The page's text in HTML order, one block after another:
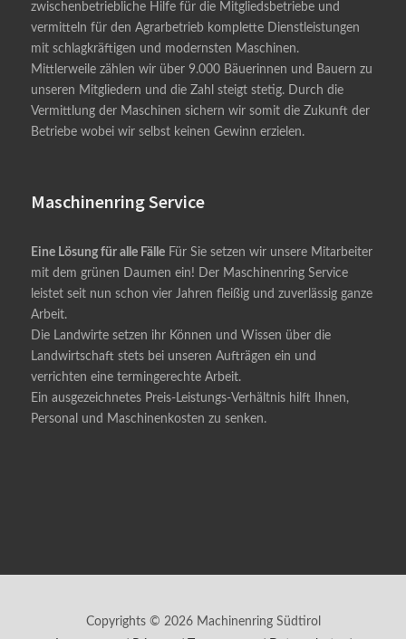
zwischenbetriebliche Hilfe für die Mitgliedsbetriebe und
vermitteln für den Agrarbetrieb komplette Dienstleistungen
mit schlagkräftigen und modernsten Maschinen.
Mittlerweile zählen wir über 9.000 Bäuerinnen und Bauern zu
unseren Mitgliedern und die Zahl steigt stetig. Durch die
Vermittlung der Maschinen sichern wir somit die Zukunft der
Betriebe wobei wir selbst keinen Gewinn erzielen.
Maschinenring Service
Eine Lösung für alle Fälle Für Sie setzen wir unsere Mitarbeiter
mit dem grünen Daumen ein! Der Maschinenring Service
leistet seit nun schon vier Jahren fleißig und zuverlässig ganze
Arbeit.
Die Landwirte setzen ihr Können und Wissen über die
Landwirtschaft stets bei unseren Aufträgen ein und
verrichten eine termingerechte Arbeit.
Ein ausgezeichnetes Preis-Leistungs-Verhältnis hilft Ihnen,
Personal und Maschinenkosten zu senken.
Copyrights © 2026 Machinenring Südtirol